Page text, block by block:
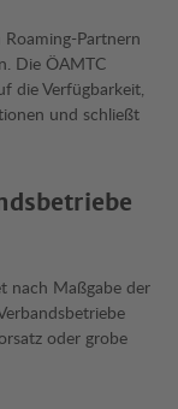
Partnern
Die ÖAMTC
die Verfügbarkeit,
und schließt
nach Maßgabe der
oder grobe